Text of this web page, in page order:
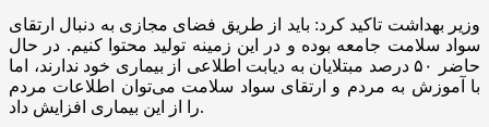
وزیر بهداشت تاکید کرد: باید از طریق فضای مجازی به دنبال ارتقای
سواد سلامت جامعه بوده و در این زمینه تولید محتوا کنیم. در حال
حاضر ۵۰ درصد مبتلایان به دیابت اطلاعی از بیماری خود ندارند، اما
با آموزش به مردم و ارتقای سواد سلامت می‌توان اطلاعات مردم
را از این بیماری افزایش داد.